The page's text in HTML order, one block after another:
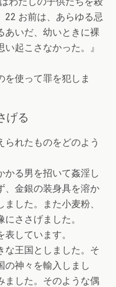
22 お前は、あらゆる忌
あいだ、幼いときに裸
起こさなかった。』
使って罪を犯しま
げる
れたものをどのよう
る男を招いて姦淫し
、金銀の装身具を溶か
した。また小麦粉、
ささげました。
しています。
王国としました。そ
の神々を輸入しまし
ました。そのような偶